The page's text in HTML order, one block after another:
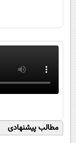
مطالب پیشنهادی